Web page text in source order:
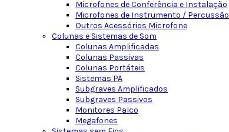
Microfones de Conferência e Instalação
Microfones de Instrumento / Percussão
Outros Acessórios Microfone
Colunas e Sistemas de Som
Colunas Amplificadas
Colunas Passivas
Colunas Portáteis
Sistemas PA
Subgraves Amplificados
Subgraves Passivos
Monitores Palco
Megafones